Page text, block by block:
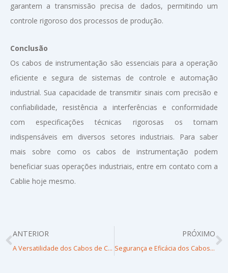
garantem a transmissão precisa de dados, permitindo um
controle rigoroso dos processos de produção.
Conclusão
Os cabos de instrumentação são essenciais para a operação
eficiente e segura de sistemas de controle e automação
industrial. Sua capacidade de transmitir sinais com precisão e
confiabilidade, resistência a interferências e conformidade
com especificações técnicas rigorosas os tornam
indispensáveis em diversos setores industriais. Para saber
mais sobre como os cabos de instrumentação podem
beneficiar suas operações industriais, entre em contato com a
Cablie hoje mesmo.
Prev
ANTERIOR
A Versatilidade dos Cabos de Controle Blindados com Fita de Alumínio
PRÓXIMO
Segurança e Eficácia dos Cabos para Sistema de Alarme de Incêndio